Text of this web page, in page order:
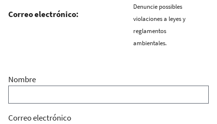
Denuncie possibles
violaciones a leyes y
reglamentos
ambientales.
Correo electrónico:
Nombre
Correo electrónico